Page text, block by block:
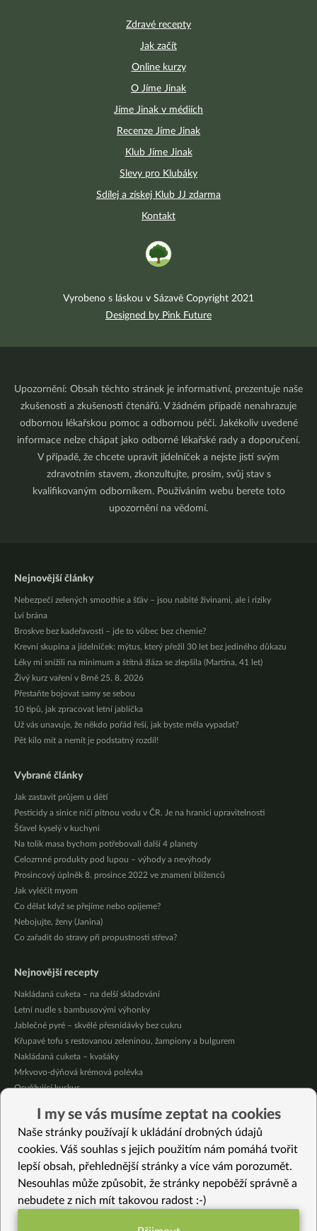
Zdravé recepty
Jak začít
Online kurzy
O Jíme Jinak
Jíme Jinak v médiích
Recenze Jíme Jinak
Klub Jíme Jinak
Slevy pro Klubáky
Sdílej a získej Klub JJ zdarma
Kontakt
Vyrobeno s láskou v Sázavě Copyright 2021
Designed by Pink Future
Upozornění: Obsah těchto stránek je informativní, prezentuje naše
zkušenosti a zkušenosti čtenářů. V žádném případě nenahrazuje
odbornou lékařskou pomoc a odbornou péči. Jakékoliv uvedené
informace nelze chápat jako odborné lékařské rady a doporučení.
V případě, že chcete upravit jídelníček a nejste jistí svým
zdravotním stavem, zkonzultujte, prosím, svůj stav s
kvalifikovaným odborníkem. Používáním webu berete toto
upozornění na vědomí.
Nejnovější články
Nebezpečí zelených smoothie a šťáv – jsou nabité živinami, ale i riziky
Lví brána
Broskve bez kadeřavosti – jde to vůbec bez chemie?
Krevní skupina a jídelníček: mýtus, který přežil 30 let bez jediného důkazu
Léky mi snížili na minimum a štítná žláza se zlepšila (Martina, 41 let)
Živý kurz vaření v Brně 25. 8. 2026
Přestaňte bojovat samy se sebou
10 tipů, jak zpracovat letní jablíčka
Už vás unavuje, že někdo pořád řeší, jak byste měla vypadat?
Pět kilo mít a nemít je podstatný rozdíl!
Vybrané články
Jak zastavit průjem u dětí
Pesticidy a sinice ničí pitnou vodu v ČR. Je na hranici upravitelnosti
Šťavel kyselý v kuchyni
Na tolik masa bychom potřebovali další 4 planety
Celozrnné produkty pod lupou – výhody a nevýhody
Prosincový úplněk 8. prosince 2022 ve znamení blíženců
Jak vyléčit myom
Co dělat když se přejíme nebo opijeme?
Nebojujte, ženy (Janina)
Co zařadit do stravy při propustnosti střeva?
Nejnovější recepty
Nakládaná cuketa – na delší skladování
Letní nudle s bambusovými výhonky
Jablečné pyré – skvělé přesnídávky bez cukru
Křupavé tofu s restovanou zeleninou, žampiony a bulgurem
Nakládaná cuketa – kvašáky
Mrkvovo-dýňová krémová polévka
Osvěžující kuskus
Nepečený jablečný dort s rybízem
Čokoládové muffiny s mangovým krémem
Vybrané recepty
Blesková brokolicová omáčka
Olive all’ascolana – sváteční plněné olivy (bez lepku)
I my se vás musíme zeptat na cookies
Naše stránky používají k ukládání drobných údajů
cookies. Váš souhlas s jejich použitím nám pomáhá tvořit
lepší obsah, přehlednější stránky a více vám porozumět.
Nesouhlas může způsobit, že stránky nepoběží správně a
nebudete z nich mít takovou radost :-)